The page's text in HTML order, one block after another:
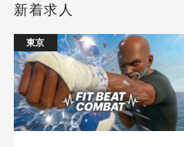
新着求人
東京